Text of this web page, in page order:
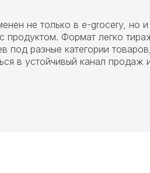
не только в e-grocery, но и
Формат легко
под разные категории
в устойчивый канал продаж